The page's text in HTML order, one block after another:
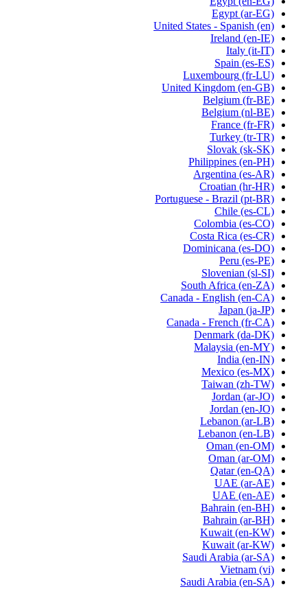
Egypt (ar-EG)
United States - Spanish (en)
Ireland (en-IE)
Italy (it-IT)
Spain (es-ES)
Luxembourg (fr-LU)
United Kingdom (en-GB)
Belgium (fr-BE)
Belgium (nl-BE)
France (fr-FR)
Turkey (tr-TR)
Slovak (sk-SK)
Philippines (en-PH)
Argentina (es-AR)
Croatian (hr-HR)
Portuguese - Brazil (pt-BR)
Chile (es-CL)
Colombia (es-CO)
Costa Rica (es-CR)
Dominicana (es-DO)
Peru (es-PE)
Slovenian (sl-SI)
South Africa (en-ZA)
Canada - English (en-CA)
Japan (ja-JP)
Canada - French (fr-CA)
Denmark (da-DK)
Malaysia (en-MY)
India (en-IN)
Mexico (es-MX)
Taiwan (zh-TW)
Jordan (ar-JO)
Jordan (en-JO)
Lebanon (ar-LB)
Lebanon (en-LB)
Oman (en-OM)
Oman (ar-OM)
Qatar (en-QA)
UAE (ar-AE)
UAE (en-AE)
Bahrain (en-BH)
Bahrain (ar-BH)
Kuwait (en-KW)
Kuwait (ar-KW)
Saudi Arabia (ar-SA)
Vietnam (vi)
Saudi Arabia (en-SA)